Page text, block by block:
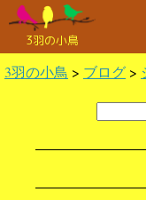
3羽の小鳥
3羽の小鳥 > ブログ >